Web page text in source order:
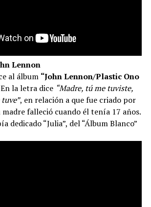
Lennon
al álbum “John Lennon/Plastic Ono
la letra dice “Madre, tú me tuviste,
, en relación a que fue criado por
madre falleció cuando él tenía 17 años.
dedicado “Julia”, del “Álbum Blanco”